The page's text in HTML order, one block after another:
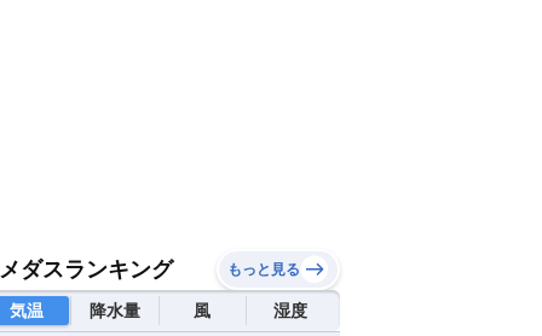
ダスランキング もっと見る
気温 降水量 風 湿度